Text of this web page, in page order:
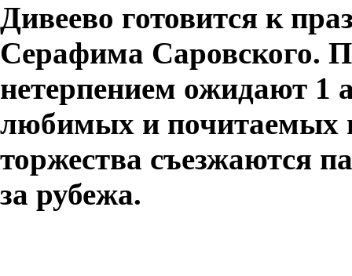
Дивеево готовится к
Серафима Саровского.
нетерпением ожидают 1
любимых и почитаемых
торжества съезжаются
за рубежа.